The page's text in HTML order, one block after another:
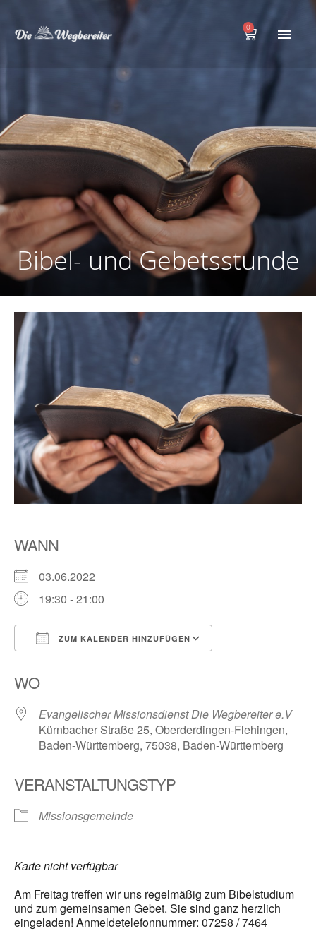
Inhalt
0
Warenkorb
Bibel- und Gebetsstunde
WANN
03.06.2022
19:30 - 21:00
ZUM KALENDER HINZUFÜGEN
WO
Evangelischer Missionsdienst Die Wegbereiter e.V
Kürnbacher Straße 25, Oberderdingen-Flehingen,
Baden-Württemberg, 75038, Baden-Württemberg
VERANSTALTUNGSTYP
Missionsgemeinde
Karte nicht verfügbar
Am Freitag treffen wir uns regelmäßig zum Bibelstudium
und zum gemeinsamen Gebet. Sie sind ganz herzlich
eingeladen! Anmeldetelefonnummer: 07258 / 7464